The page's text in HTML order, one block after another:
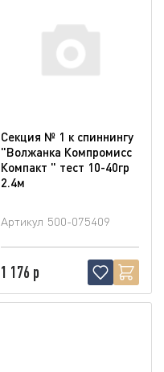
Секция № 1 к спиннингу
"Волжанка Компромисс
Компакт " тест 10-40гр
2.4м
Артикул 500-075409
1 176 р